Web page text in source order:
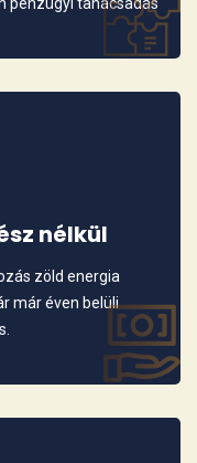
nélkül
zöld energia
már éven belüli